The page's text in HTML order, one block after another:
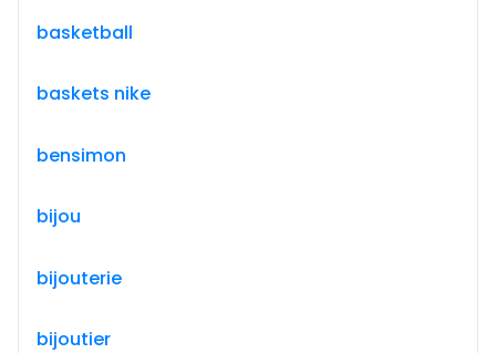
basketball
baskets nike
bensimon
bijou
bijouterie
bijoutier